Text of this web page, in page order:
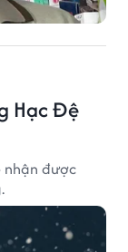
Hạc Đệ
nhận được